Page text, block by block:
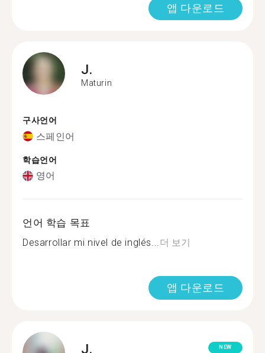
앱 다운로드
J.
Maturin
구사언어
스페인어
학습언어
영어
언어 학습 목표
Desarrollar mi nivel de inglés...더 보기
앱 다운로드
J. NEW